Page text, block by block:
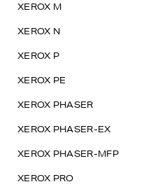
XEROX M
XEROX N
XEROX P
XEROX PE
XEROX PHASER
XEROX PHASER-EX
XEROX PHASER-MFP
XEROX PRO